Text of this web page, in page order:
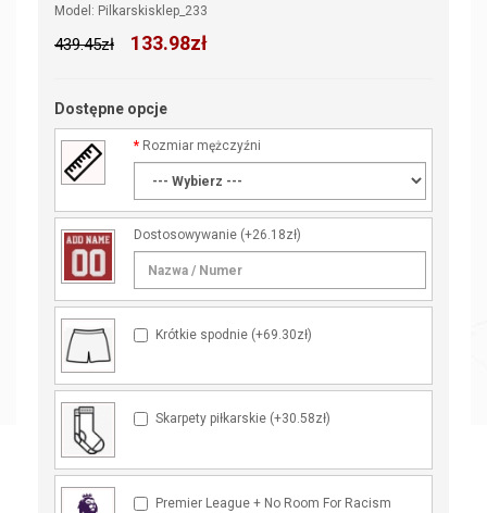
Model: Pilkarskisklep_233
439.45zł 133.98zł
Dostępne opcje
Rozmiar mężczyźni
Dostosowywanie (+26.18zł)
Krótkie spodnie (+69.30zł)
Skarpety piłkarskie (+30.58zł)
Premier League + No Room For Racism